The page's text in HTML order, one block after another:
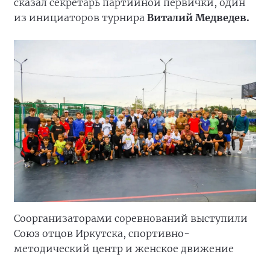
сказал секретарь партийной первички, один
из инициаторов турнира Виталий Медведев.
Соорганизаторами соревнований выступили
Союз отцов Иркутска, спортивно-
методический центр и женское движение